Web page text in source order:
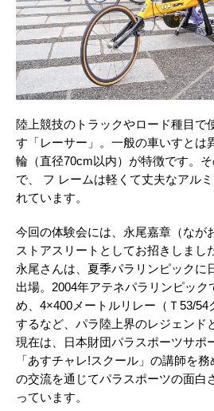
陸上競技のトラックやロード種目で
す「レーサー」。一般の車いすとは
輪（直径70cm以内）が特徴です。
で、 フ レームは軽くて丈夫なアル
れています。
今回の体験会には、永尾嘉章（なが
ストアスリートとしてお招きしまし
永尾さんは、夏季パラリンピックに
出場。2004年アテネパラリンピック
め、4×400メートルリレー（Ｔ53/
するなど、パラ陸上界のレジェンド
現在は、日本財団パラスポーツサポ
「あすチャレ!スクール」の講師を
の交流を通じてパラスポーツの面白
っています。